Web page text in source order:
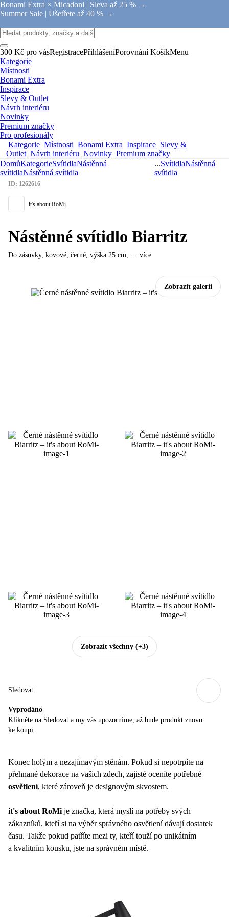
Bonami Extra × Micadoni | Sleva až 25 % →
Summer Sale | Ušetřete až 40 % →
300 Kč pro vásRegistracePřihlášeníPorovnání KošíkMenu
Kategorie
Místnosti
Bonami Extra
Inspirace
Slevy & Outlet
Návrh interiéru
Novinky
Premium značky
Pro profesionály
Kategorie Místnosti Bonami Extra Inspirace Slevy &
Outlet Návrh interiéru Novinky Premium značky
DomůKategorieSvítidlaNástěnná
svítidlaNástěnná svítidla
...SvítidlaNástěnná
svítidla
Zobrazit galerii
Zobrazit všechny (+3)
ID: 1262616
it's about RoMi
Nástěnné svítidlo Biarritz
Do zásuvky, kovové, černé, výška 25 cm, … více
Sledovat
Vyprodáno
Klikněte na Sledovat a my vás upozorníme, až bude produkt znovu
ke koupi.
Konec holým a nezajímavým stěnám. Pokud si nepotrpíte na
přehnané dekorace na vašich zdech, zajisté oceníte potřebné
osvětlení, které zároveň je designovým skvostem.
it's about RoMi je značka, která myslí na potřeby svých
zákazníků, kteří si na výběr správného osvětlení dávají dostatek
času. Takže pokud patříte mezi ty, kteří touží po unikátním
a kvalitním kousku, jste na správném místě.